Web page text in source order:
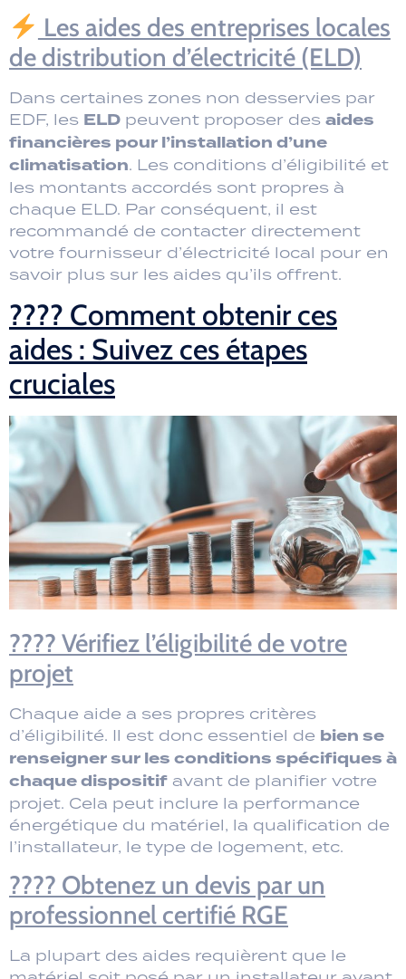
Les aides des entreprises locales
de distribution d’électricité (ELD)
Dans certaines zones non desservies par
EDF, les ELD peuvent proposer des aides
financières pour l’installation d’une
climatisation. Les conditions d’éligibilité et
les montants accordés sont propres à
chaque ELD. Par conséquent, il est
recommandé de contacter directement
votre fournisseur d’électricité local pour en
savoir plus sur les aides qu’ils offrent.
???? Comment obtenir ces
aides : Suivez ces étapes
cruciales
???? Vérifiez l’éligibilité de votre
projet
Chaque aide a ses propres critères
d’éligibilité. Il est donc essentiel de bien se
renseigner sur les conditions spécifiques à
chaque dispositif avant de planifier votre
projet. Cela peut inclure la performance
énergétique du matériel, la qualification de
l’installateur, le type de logement, etc.
???? Obtenez un devis par un
professionnel certifié RGE
La plupart des aides requièrent que le